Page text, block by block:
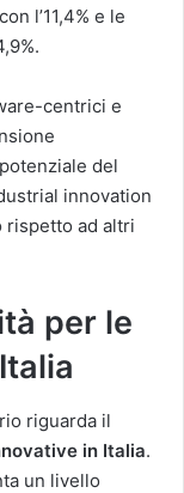
l’11,4% e le
centrici e
del
innovation
rispetto ad altri
per le
riguarda il
in Italia.
un livello